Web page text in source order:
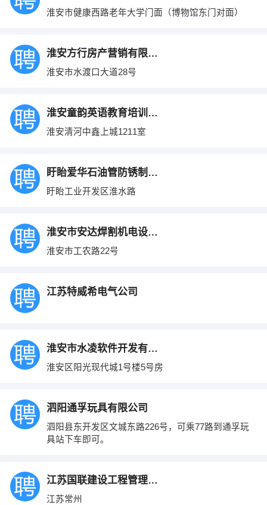
淮安市健康西路老年大学门面（博物馆东门对面）
淮安方行房产营销有限公司
淮安市水渡口大道28号
淮安童韵英语教育培训有限公司
淮安清河中鑫上城1211室
盱眙爱华石油管防锈制品有限公司
盱眙工业开发区淮水路
淮安市安达焊割机电设备有限公司
淮安市工农路22号
江苏特威希电气公司
淮安市水凌软件开发有限公司
淮安区阳光现代城1号楼5号房
泗阳通孚玩具有限公司
泗阳县东开发区文城东路226号，可乘77路到通孚玩
具站下车即可。
江苏国联建设工程管理有限公司
江苏常州